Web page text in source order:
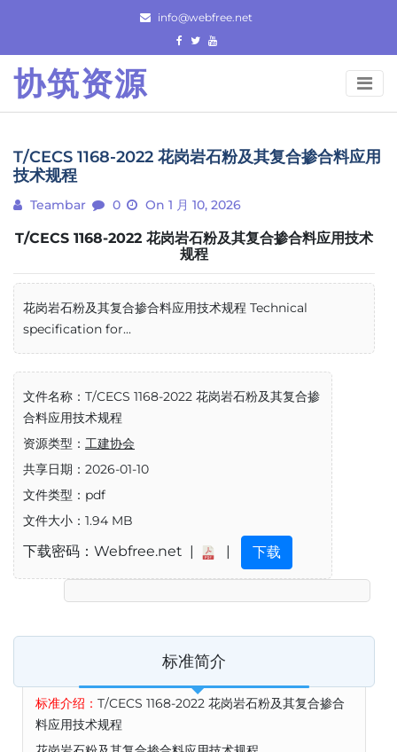
content
info@webfree.net
协筑资源
T/CECS 1168-2022 花岗岩石粉及其复合掺合料应用
技术规程
Teambar 0 On 1 月 10, 2026
T/CECS 1168-2022 花岗岩石粉及其复合掺合料应用技术
规程
花岗岩石粉及其复合掺合料应用技术规程 Technical
specification for...
文件名称：T/CECS 1168-2022 花岗岩石粉及其复合掺
合料应用技术规程
资源类型： 工建协会
共享日期：2026-01-10
文件类型：pdf
文件大小：1.94 MB
下载密码：Webfree.net | | 下载
标准简介
标准介绍： T/CECS 1168-2022 花岗岩石粉及其复合掺合
料应用技术规程